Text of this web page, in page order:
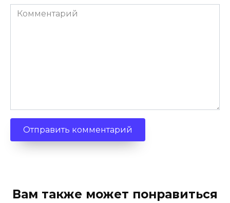
Комментарий
Вам также может понравиться